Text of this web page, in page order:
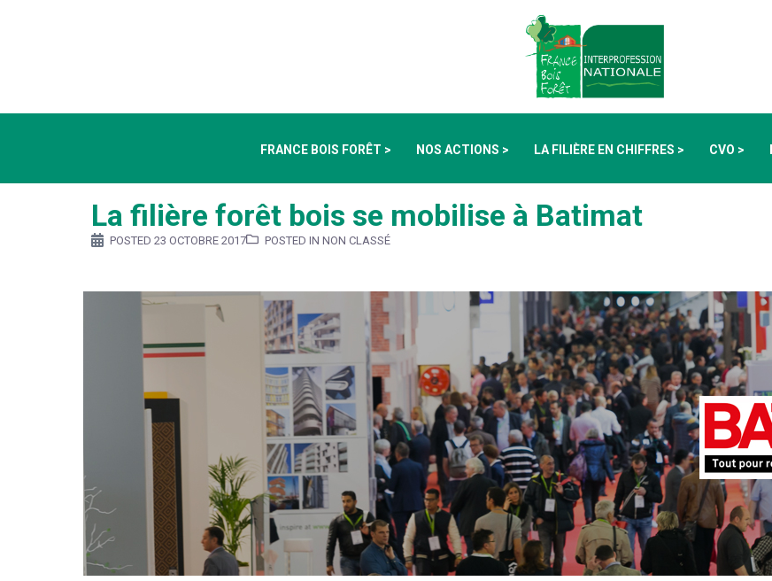
FRANCE BOIS FORÊT > NOS ACTIONS > LA FILIÈRE EN CHIFFRES > CVO >
La filière forêt bois se mobilise à Batimat
POSTED 23 OCTOBRE 2017 POSTED IN NON CLASSÉ